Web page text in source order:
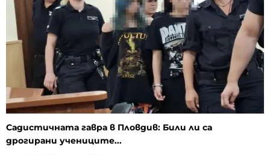
Садистичната гавра в Пловдив: Били ли са
дрогирани учениците...